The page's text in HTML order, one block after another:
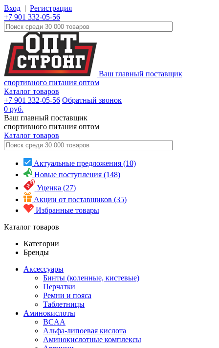
Вход | Регистрация
+7 901 332-05-56
Ваш главный поставщик
спортивного питания оптом
Каталог товаров
+7 901 332-05-56 Обратный звонок
0 руб.
Ваш главный поставщик
спортивного питания оптом
Каталог товаров
Актуальные предложения (10)
Новые поступления (148)
Уценка (27)
Акции от поставщиков (35)
Избранные товары
Каталог товаров
Категории
Бренды
Аксессуары
Бинты (коленные, кистевые)
Перчатки
Ремни и пояса
Таблетницы
Аминокислоты
BCAA
Альфа-липоевая кислота
Аминокислотные комплексы